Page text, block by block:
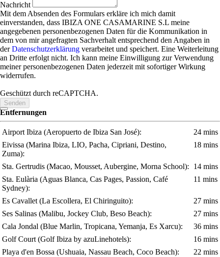
Nachricht
Mit dem Absenden des Formulars erkläre ich mich damit
einverstanden, dass IBIZA ONE CASAMARINE S.L meine
angegebenen personenbezogenen Daten für die Kommunikation in
dem von mir angefragten Sachverhalt entsprechend den Angaben in
derDatenschutzerklärung verarbeitet und speichert. Eine Weiterleitung
an Dritte erfolgt nicht. Ich kann meine Einwilligung zur Verwendung
meiner personenbezogenen Daten jederzeit mit sofortiger Wirkung
widerrufen.
Geschützt durch reCAPTCHA.
Senden
Entfernungen
Airport Ibiza (Aeropuerto de Ibiza San José):
24 mins
Eivissa (Marina Ibiza, LIO, Pacha, Cipriani, Destino,
Zuma):
18 mins
Sta. Gertrudis (Macao, Mousset, Aubergine, Morna School):
14 mins
Sta. Eulària (Aguas Blanca, Cas Pages, Passion, Café
Sydney):
11 mins
Es Cavallet (La Escollera, El Chiringuito):
27 mins
Ses Salinas (Malibu, Jockey Club, Beso Beach):
27 mins
Cala Jondal (Blue Marlin, Tropicana, Yemanja, Es Xarcu):
36 mins
Golf Court (Golf Ibiza by azuLinehotels):
16 mins
Playa d'en Bossa (Ushuaia, Nassau Beach, Coco Beach):
22 mins